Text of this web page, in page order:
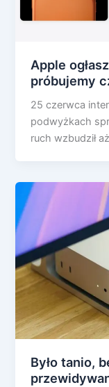
Apple
próbujemy
25 czerwca
podwyżkach
ruch wzbudził
Było tanio,